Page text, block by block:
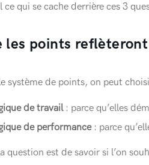
qui se cache derrière ces 3
les points
système de points, on peut
de travail: parce qu’elles
de performance: parce
question est de savoir si l’on